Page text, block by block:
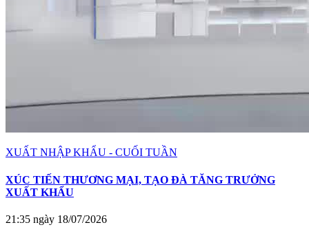
XUẤT NHẬP KHẨU - CUỐI TUẦN
XÚC TIẾN THƯƠNG MẠI, TẠO ĐÀ TĂNG TRƯỞNG
XUẤT KHẨU
21:35 ngày 18/07/2026